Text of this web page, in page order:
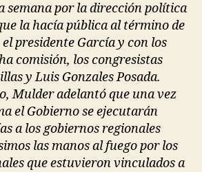
semana por la dirección política
la hacía pública al término de
presidente García y con los
comisión, los congresistas
y Luis Gonzales Posada.
Mulder adelantó que una vez
el Gobierno se ejecutarán
a los gobiernos regionales
las manos al fuego por los
que estuvieron vinculados a